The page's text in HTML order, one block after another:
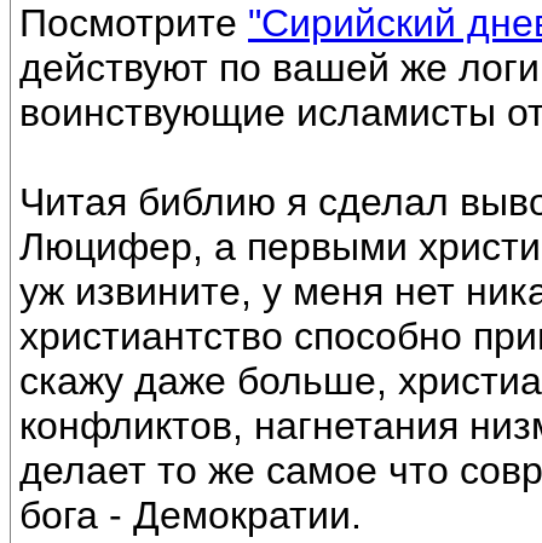
Посмотрите "Сирийский
действуют по вашей же
воинствующие исламисты
Читая библию я сделал
Люцифер, а первыми
уж извините, у меня нет
христиантство способно
скажу даже больше,
конфликтов, нагнетания
делает то же самое что
бога - Демократии.